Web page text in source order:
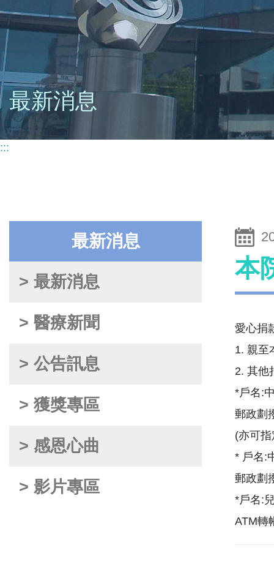
最新消息
:::
最新消息
> 最新消息
> 醫療新聞
> 公告訊息
> 獲獎專區
> 感恩心曲
> 影片專區
本
愛心捐
1. 親至
2. 其他
*戶名:
郵政劃
(亦可
* 戶名:
郵政劃
*戶名:
ATM轉